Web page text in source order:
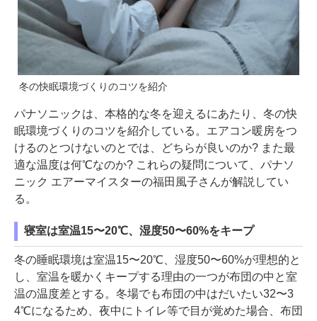
冬の快眠環境づくりのコツを紹介
パナソニックは、本格的な冬を迎えるにあたり、冬の快
眠環境づくりのコツを紹介している。エアコン暖房をつ
けるのとつけないのとでは、どちらが良いのか? また最
適な温度は何℃なのか? これらの疑問について、パナソ
ニック エアーマイスターの福田風子さんが解説してい
る。
寝室は室温15〜20℃、湿度50〜60%をキープ
冬の睡眠環境は室温15〜20℃、湿度50〜60%が理想的と
し、室温を暖かくキープする理由の一つが布団の中と室
温の温度差とする。冬場でも布団の中はだいたい32〜3
4℃になるため、夜中にトイレ等で目が覚めた場合、布団